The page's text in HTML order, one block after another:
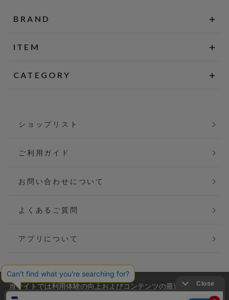
BRAND
ITEM
CATEGORY
ショップリスト
ご利用ガイド
お問い合わせについて
よくあるご質問
アプリについて
会社概要
当サイトでは利用体験の向上およびコンテンツの最適な提供、ト
ラフィックの分析を目的としてCookieを使用しています。